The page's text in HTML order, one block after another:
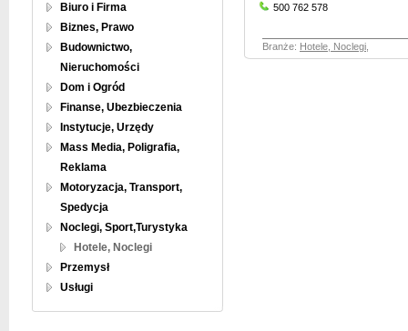
Biuro i Firma
Biznes, Prawo
Budownictwo,
Nieruchomości
Dom i Ogród
Finanse, Ubezbieczenia
Instytucje, Urzędy
Mass Media, Poligrafia,
Reklama
Motoryzacja, Transport,
Spedycja
Noclegi, Sport,Turystyka
Hotele, Noclegi
Przemysł
Usługi
500 762 578
Branże: Hotele, Noclegi